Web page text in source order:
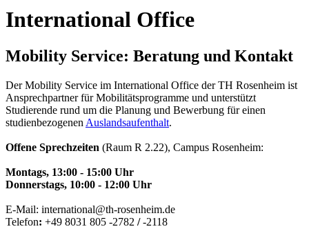
International Office
Mobility Service: Beratung und Kontakt
Der Mobility Service im International Office der TH Rosenheim ist
Ansprechpartner für Mobilitätsprogramme und unterstützt
Studierende rund um die Planung und Bewerbung für einen
studienbezogenen Auslandsaufenthalt.
Offene Sprechzeiten (Raum R 2.22), Campus Rosenheim:
Montags, 13:00 - 15:00 Uhr
Donnerstags, 10:00 - 12:00 Uhr
E-Mail: international@th-rosenheim.de
Telefon: +49 8031 805 -2782 /-2118